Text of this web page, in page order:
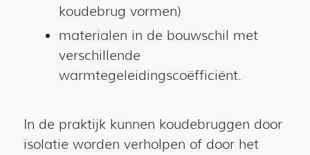
koudebrug vormen)
materialen in de bouwschil met
verschillende
warmtegeleidingscoëfficiënt.
In de praktijk kunnen koudebruggen door
isolatie worden verholpen of door het